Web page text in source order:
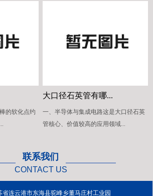
的软化点约
大口径石英管有哪...
一、半导体与集成电路这是大口径石英
管核心、价值较高的应用领域...
联系我们
CONTACT US
省连云港市东海县驼峰乡董马庄村工业园